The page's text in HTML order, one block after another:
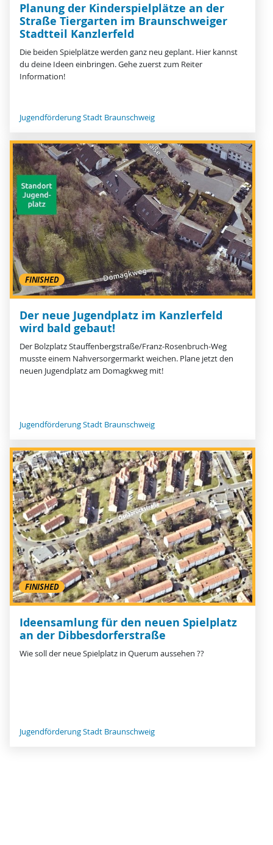
Planung der Kinderspielplätze an der
Straße Tiergarten im Braunschweiger
Stadtteil Kanzlerfeld
Die beiden Spielplätze werden ganz neu geplant. Hier kannst
du deine Ideen einbringen. Gehe zuerst zum Reiter
Information!
Jugendförderung Stadt Braunschweig
FINISHED
Der neue Jugendplatz im Kanzlerfeld
wird bald gebaut!
Der Bolzplatz Stauffenbergstraße/Franz-Rosenbruch-Weg
musste einem Nahversorgermarkt weichen. Plane jetzt den
neuen Jugendplatz am Domagkweg mit!
Jugendförderung Stadt Braunschweig
FINISHED
Ideensamlung für den neuen Spielplatz
an der Dibbesdorferstraße
Wie soll der neue Spielplatz in Querum aussehen ??
Jugendförderung Stadt Braunschweig